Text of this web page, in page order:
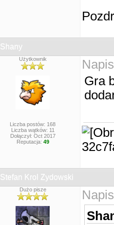
Shany
Użytkownik
Liczba postów: 168
Liczba wątków: 11
Dołączył: Oct 2017
Reputacja: 49
Gra
Stefan Krol Zydowski
Dużo pisze